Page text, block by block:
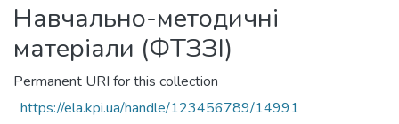
Навчально-методичні
матеріали (ФТЗЗІ)
Permanent URI for this collection
https://ela.kpi.ua/handle/123456789/14991